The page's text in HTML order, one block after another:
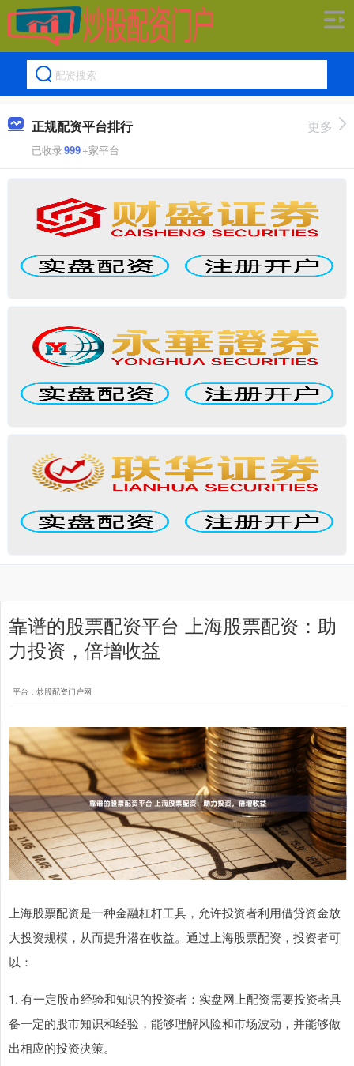
正规配资平台排行
已收录999+家平台
更多
靠谱的股票配资平台 上海股票配资：助
力投资，倍增收益
平台：炒股配资门户网
上海股票配资是一种金融杠杆工具，允许投资者利用借贷资金放
大投资规模，从而提升潜在收益。通过上海股票配资，投资者可
以：
1. 有一定股市经验和知识的投资者：实盘网上配资需要投资者具
备一定的股市知识和经验，能够理解风险和市场波动，并能够做
出相应的投资决策。